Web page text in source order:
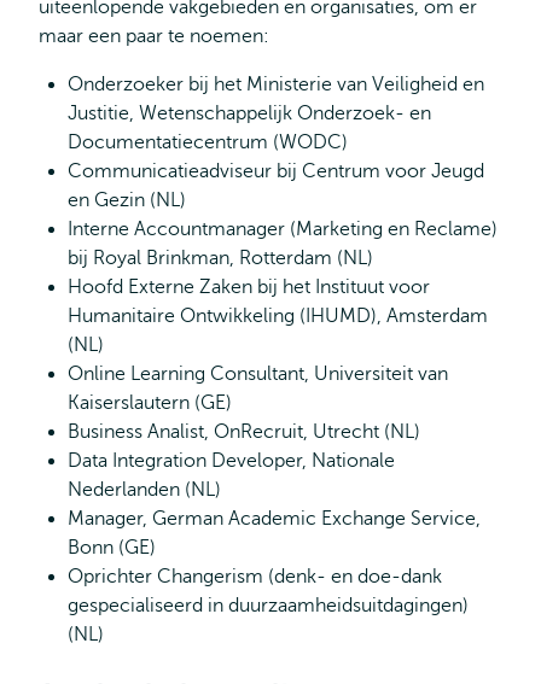
uiteenlopende vakgebieden en organisaties, om er
maar een paar te noemen:
Onderzoeker bij het Ministerie van Veiligheid en
Justitie, Wetenschappelijk Onderzoek- en
Documentatiecentrum (WODC)
Communicatieadviseur bij Centrum voor Jeugd
en Gezin (NL)
Interne Accountmanager (Marketing en Reclame)
bij Royal Brinkman, Rotterdam (NL)
Hoofd Externe Zaken bij het Instituut voor
Humanitaire Ontwikkeling (IHUMD), Amsterdam
(NL)
Online Learning Consultant, Universiteit van
Kaiserslautern (GE)
Business Analist, OnRecruit, Utrecht (NL)
Data Integration Developer, Nationale
Nederlanden (NL)
Manager, German Academic Exchange Service,
Bonn (GE)
Oprichter Changerism (denk- en doe-dank
gespecialiseerd in duurzaamheidsuitdagingen)
(NL)